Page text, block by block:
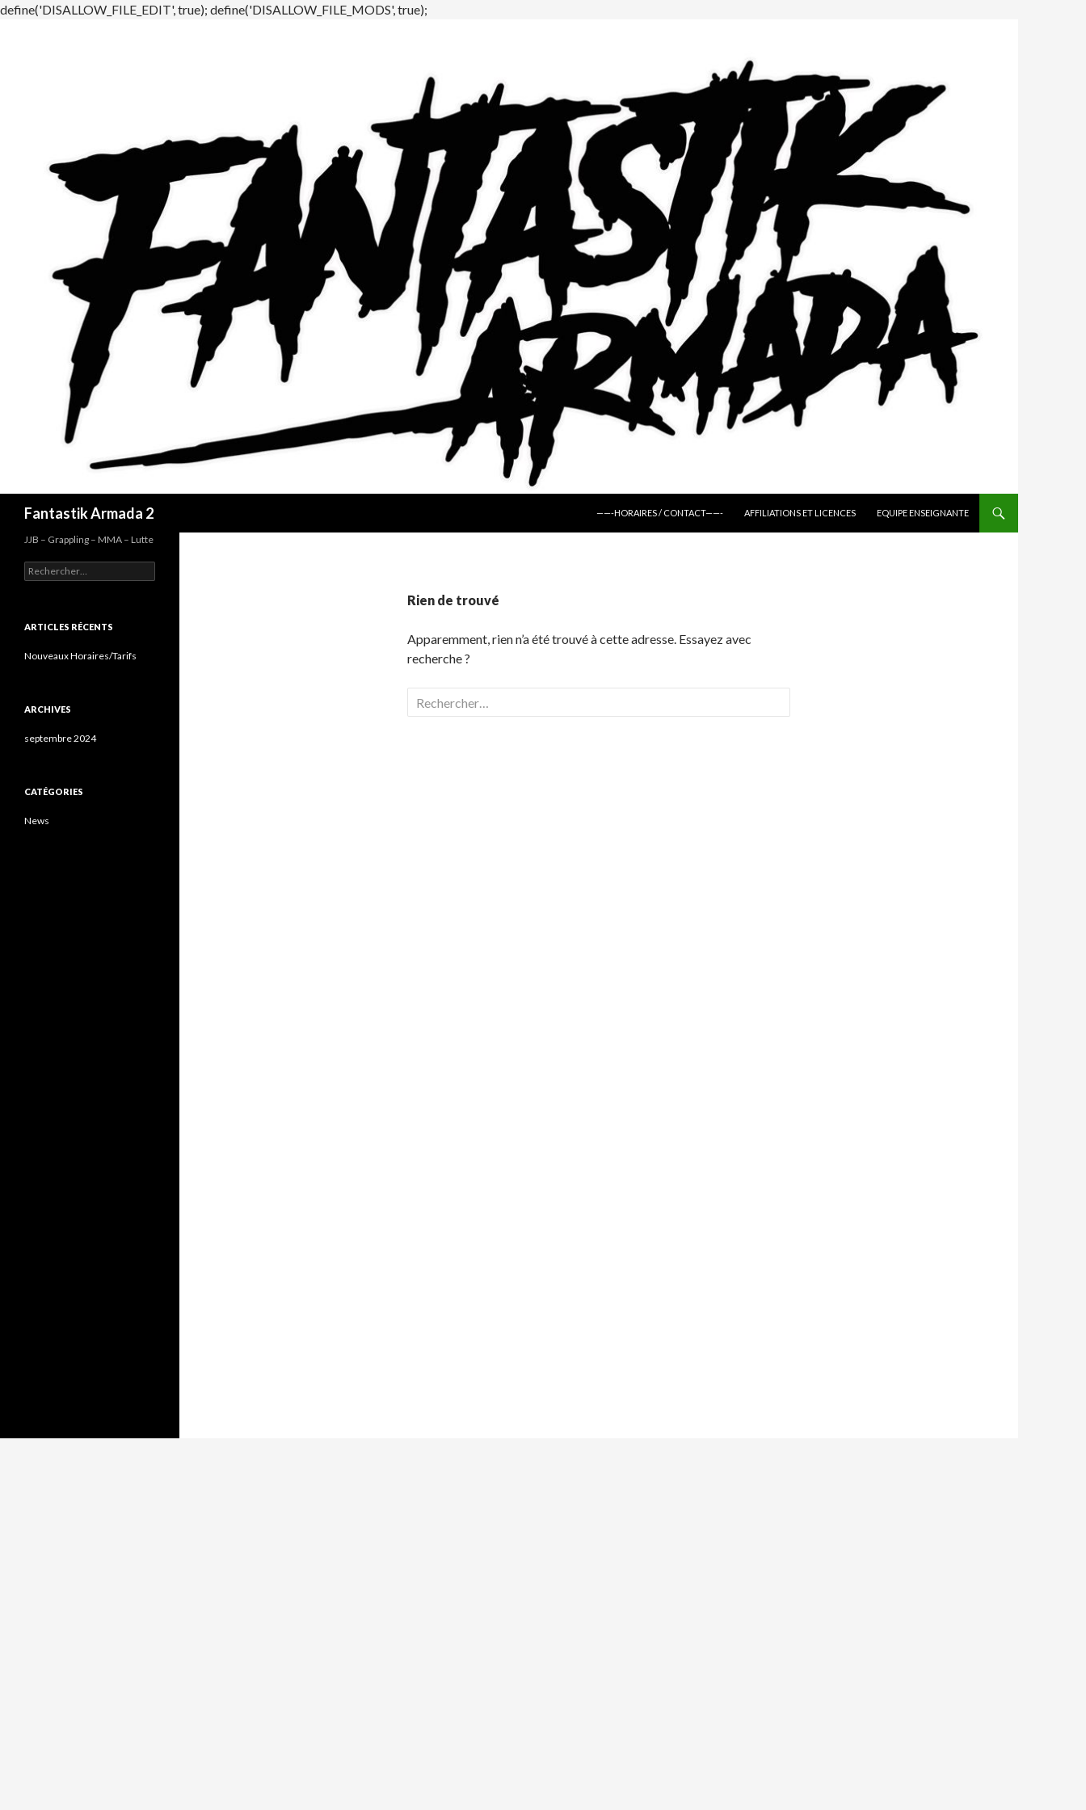
define('DISALLOW_FILE_EDIT', true); define('DISALLOW_FILE_MODS', true);
Fantastik Armada 2
——-HORAIRES / CONTACT——-
AFFILIATIONS ET LICENCES EQUIPE ENSEIGNANTE
Rien de trouvé
Apparemment, rien n’a été trouvé à cette adresse. Essayez avec
recherche ?
Rechercher :
JJB – Grappling – MMA – Lutte
Rechercher :
ARTICLES RÉCENTS
Nouveaux Horaires/Tarifs
ARCHIVES
septembre 2024
CATÉGORIES
News